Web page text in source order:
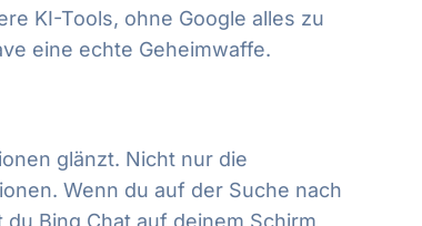
KI-Tools, ohne Google alles zu
eine echte Geheimwaffe.
glänzt. Nicht nur die
Wenn du auf der Suche nach
Bing Chat auf deinem Schirm